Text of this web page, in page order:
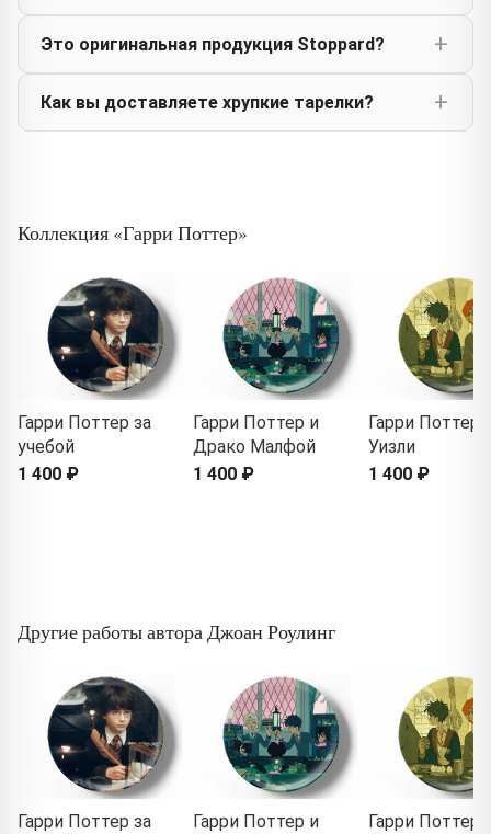
Это оригинальная продукция Stoppard?
Как вы доставляете хрупкие тарелки?
Коллекция «Гарри Поттер»
Гарри Поттер за
учебой
1 400 ₽
Гарри Поттер и
Драко Малфой
1 400 ₽
Гарри Поттер
Уизли
1 400 ₽
Другие работы автора Джоан Роулинг
Гарри Поттер за
Гарри Поттер и
Гарри Поттер